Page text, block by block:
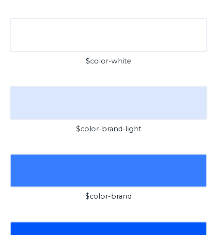
$color-white
$color-brand-light
$color-brand